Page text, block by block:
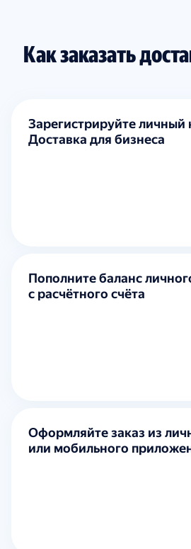
Как заказать
Зарегистрируйте личный
Доставка для бизнеса
Пополните баланс
с расчётного счёта
Оформляйте заказ из
или мобильного